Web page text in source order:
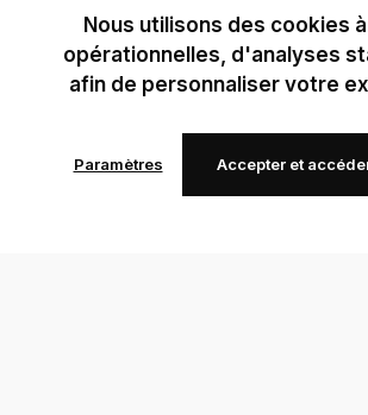
Nous utilisons des cookies
opérationnelles, d'analyses
afin de personnaliser votre
Paramètres Accepter et